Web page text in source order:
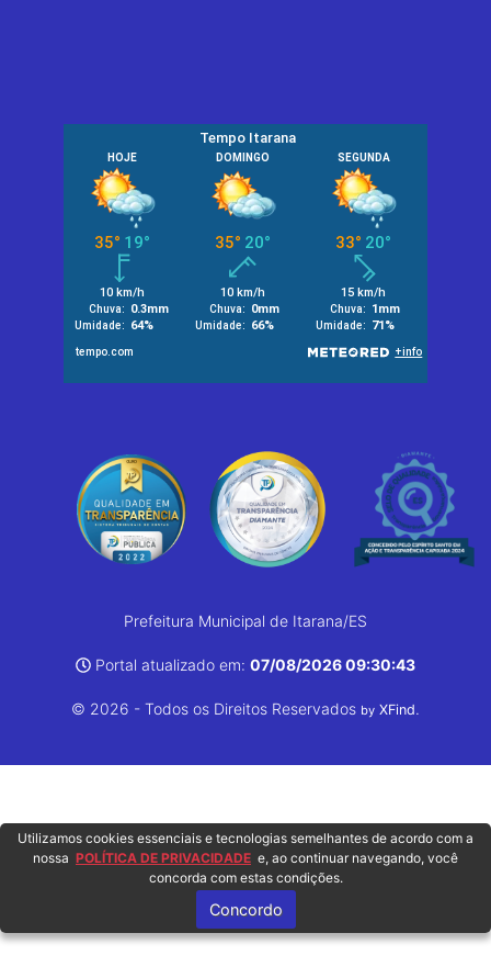
Prefeitura Municipal de Itarana/ES
Portal atualizado em: 07/08/2026 09:30:43
© 2026 - Todos os Direitos Reservados by XFind.
Utilizamos cookies essenciais e tecnologias semelhantes de acordo com a
nossa POLÍTICA DE PRIVACIDADE e, ao continuar navegando, você
concorda com estas condições.
Concordo